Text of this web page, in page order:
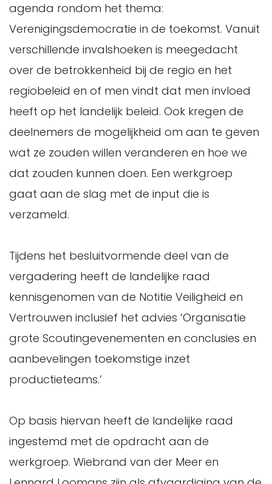
agenda rondom het thema:
Verenigingsdemocratie in de toekomst. Vanuit
verschillende invalshoeken is meegedacht
over de betrokkenheid bij de regio en het
regiobeleid en of men vindt dat men invloed
heeft op het landelijk beleid. Ook kregen de
deelnemers de mogelijkheid om aan te geven
wat ze zouden willen veranderen en hoe we
dat zouden kunnen doen. Een werkgroep
gaat aan de slag met de input die is
verzameld.
Tijdens het besluitvormende deel van de
vergadering heeft de landelijke raad
kennisgenomen van de Notitie Veiligheid en
Vertrouwen inclusief het advies ‘Organisatie
grote Scoutingevenementen en conclusies en
aanbevelingen toekomstige inzet
productieteams.’
Op basis hiervan heeft de landelijke raad
ingestemd met de opdracht aan de
werkgroep. Wiebrand van der Meer en